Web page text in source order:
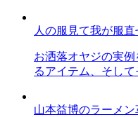
人の服見て我が服直
お洒落オヤジの実
るアイテム、そして
山本益博のラーメン